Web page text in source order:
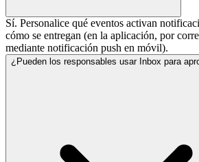
Sí. Personalice qué eventos activan
cómo se entregan (en la aplicación, por
mediante notificación push en móvil).
¿Pueden los responsables usar Inbox para